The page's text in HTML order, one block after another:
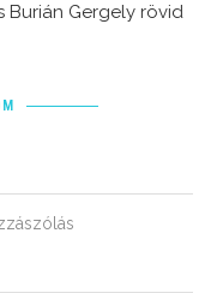
Burián Gergely rövid